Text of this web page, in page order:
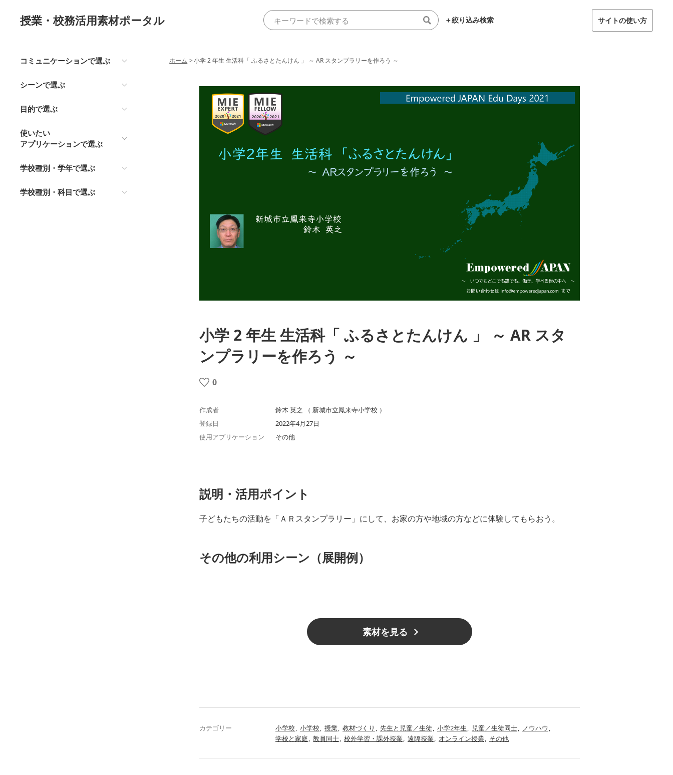
授業・校務活用素材ポータル ＋絞り込み検索 サイトの使い方
コミュニケーションで選ぶ
シーンで選ぶ
目的で選ぶ
使いたい
アプリケーションで選ぶ
学校種別・学年で選ぶ
学校種別・科目で選ぶ
ホーム >小学 2 年生 生活科「 ふるさとたんけん 」 ～ AR スタンプラリーを作ろう ～
小学 2 年生 生活科「 ふるさとたんけん 」 ～ AR スタ
ンプラリーを作ろう ～
0
作成者
鈴木 英之 （ 新城市立鳳来寺小学校 ）
登録日
2022年4月27日
使用アプリケーション
その他
説明・活用ポイント
子どもたちの活動を「ＡＲスタンプラリー」にして、お家の方や地域の方などに体験してもらおう。
その他の利用シーン（展開例）
素材を見る
カテゴリー 小学校 小学校 授業 教材づくり 先生と児童／生徒 小学2年生 児童／生徒同士
ノウハウ
学校と家庭
教員同士 校外学習・課外授業 遠隔授業 オンライン授業 その他